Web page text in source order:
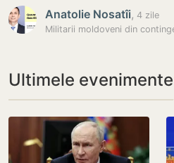
Anatolie Nosatîi, 4 zile
Militarii moldoveni din
Ultimele evenimente